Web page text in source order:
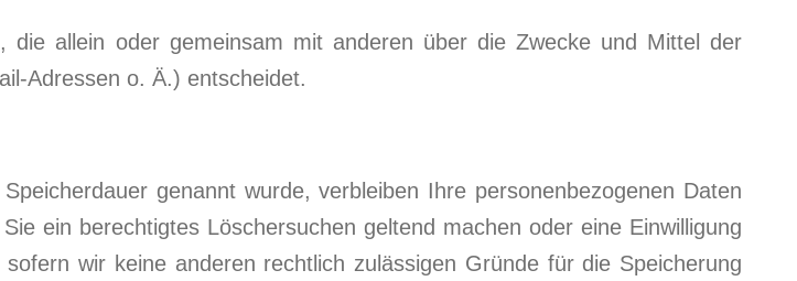
die allein oder gemeinsam mit anderen über die Zwecke und Mittel der
Adressen o. Ä.) entscheidet.
genannt wurde, verbleiben Ihre personenbezogenen Daten
ein berechtigtes Löschersuchen geltend machen oder eine Einwilligung
wir keine anderen rechtlich zulässigen Gründe für die Speicherung